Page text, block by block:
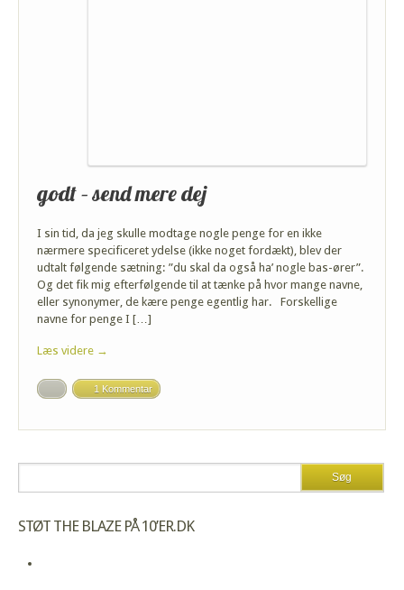
godt – send mere dej
I sin tid, da jeg skulle modtage nogle penge for en ikke
nærmere specificeret ydelse (ikke noget fordækt), blev der
udtalt følgende sætning: ”du skal da også ha’ nogle bas-ører”.
Og det fik mig efterfølgende til at tænke på hvor mange navne,
eller synonymer, de kære penge egentlig har. Forskellige
navne for penge I […]
Læs videre →
1 Kommentar
STØT THE BLAZE PÅ 10’ER.DK